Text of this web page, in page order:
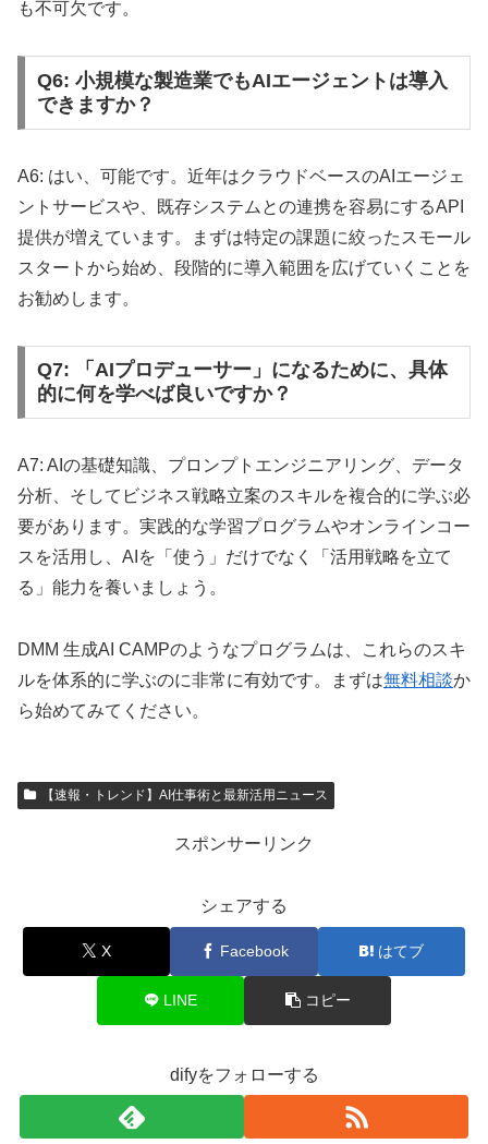
も不可欠です。
Q6: 小規模な製造業でもAIエージェントは導入
できますか？
A6: はい、可能です。近年はクラウドベースのAIエージェ
ントサービスや、既存システムとの連携を容易にするAPI
提供が増えています。まずは特定の課題に絞ったスモール
スタートから始め、段階的に導入範囲を広げていくことを
お勧めします。
Q7: 「AIプロデューサー」になるために、具体
的に何を学べば良いですか？
A7: AIの基礎知識、プロンプトエンジニアリング、データ
分析、そしてビジネス戦略立案のスキルを複合的に学ぶ必
要があります。実践的な学習プログラムやオンラインコー
スを活用し、AIを「使う」だけでなく「活用戦略を立て
る」能力を養いましょう。
DMM 生成AI CAMPのようなプログラムは、これらのスキ
ルを体系的に学ぶのに非常に有効です。まずは無料相談か
ら始めてみてください。
【速報・トレンド】AI仕事術と最新活用ニュース
スポンサーリンク
シェアする
X Facebook はてブ
LINE コピー
difyをフォローする